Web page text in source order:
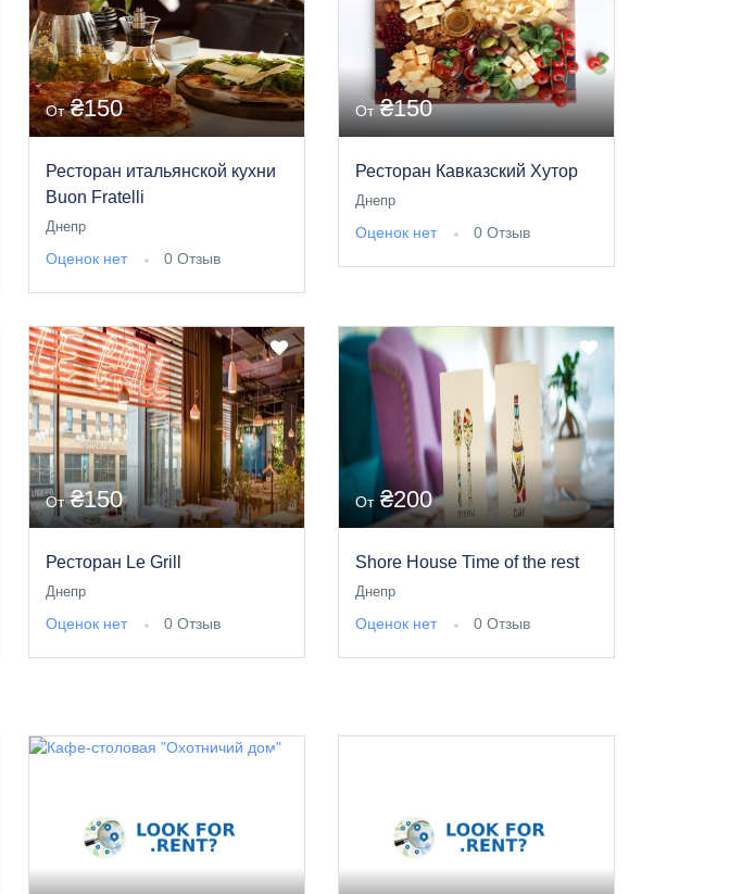
От₴150
Ресторан итальянской кухни
Buon Fratelli
Днепр
Оценок нет 0 Отзыв
От₴150
Ресторан Кавказский Хутор
Днепр
Оценок нет 0 Отзыв
От₴150
Ресторан Le Grill
Днепр
Оценок нет 0 Отзыв
От₴200
Shore House Time of the rest
Днепр
Оценок нет 0 Отзыв